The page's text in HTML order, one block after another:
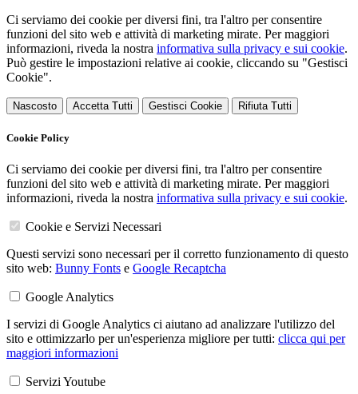
Ci serviamo dei cookie per diversi fini, tra l'altro per consentire
funzioni del sito web e attività di marketing mirate. Per maggiori
informazioni, riveda la nostra informativa sulla privacy e sui cookie.
Può gestire le impostazioni relative ai cookie, cliccando su "Gestisci
Cookie".
Nascosto Accetta Tutti Gestisci Cookie Rifiuta Tutti
Cookie Policy
Ci serviamo dei cookie per diversi fini, tra l'altro per consentire
funzioni del sito web e attività di marketing mirate. Per maggiori
informazioni, riveda la nostra informativa sulla privacy e sui cookie.
Cookie e Servizi Necessari
Questi servizi sono necessari per il corretto funzionamento di questo
sito web: Bunny Fonts e Google Recaptcha
Google Analytics
I servizi di Google Analytics ci aiutano ad analizzare l'utilizzo del
sito e ottimizzarlo per un'esperienza migliore per tutti: clicca qui per
maggiori informazioni
Servizi Youtube